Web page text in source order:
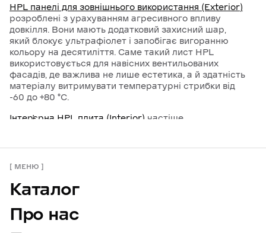
HPL панелі для зовнішнього використання (Exterior)
розроблені з урахуванням агресивного впливу
довкілля. Вони мають додатковий захисний шар,
який блокує ультрафіолет і запобігає вигоранню
кольору на десятиліття. Саме такий лист HPL
використовується для навісних вентильованих
фасадів, де важлива не лише естетика, а й здатність
матеріалу витримувати температурні стрибки від
-60 до +80 °C.
Інтер’єрна HPL плита (Interior) частіше
у місцях із великим трафіком: торгових центрах,
аеропортах та офісах. Окрему нішу займають
панелі HPL для чистих приміщень — лабораторій та
лікарень, де поверхня має бути абсолютно
інертною до хімічних реагентів.
Меблева плита на базі HPL
МЕНЮ
Каталог
Про нас